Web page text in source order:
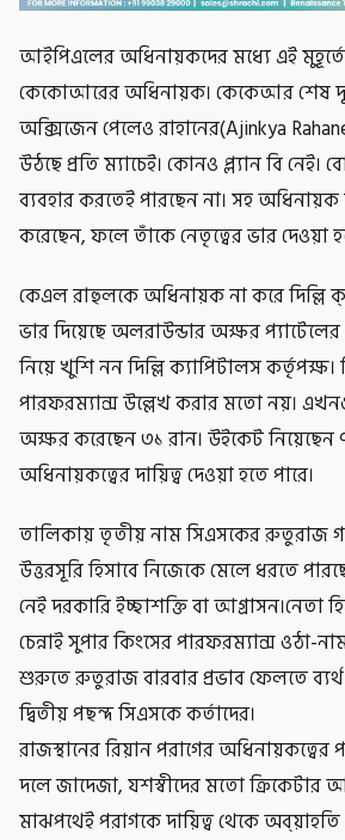
আইপিএলের অধিনায়কদের মধ্যে এই মুহূর্তে
কেকোআরের অধিনায়ক। কেকেআর শেষ
অক্সিজেন পেলেও রাহানের(Ajinkya
উঠছে প্রতি ম্যাচেই। কোনও প্ল্যান বি
ব্যবহার করতেই পারছেন না। সহ অধিনায়ক
করেছেন, ফলে তাঁকে নেতৃত্বের ভার দেওয়া
কেএল রাহুলকে অধিনায়ক না করে দিল্লি
ভার দিয়েছে অলরাউন্ডার অক্ষর প্যাটেলের
নিয়ে খুশি নন দিল্লি ক্যাপিটালস কর্তৃপক্ষ।
পারফরম্যান্স উল্লেখ করার মতো নয়।
অক্ষর করেছেন ৩১ রান। উইকেট নিয়েছেন
অধিনায়কত্বের দায়িত্ব দেওয়া হতে পারে।
তালিকায় তৃতীয় নাম সিএসকের রুতুরাজ
উত্তরসূরি হিসাবে নিজেকে মেলে ধরতে
নেই দরকারি ইচ্ছাশক্তি বা আগ্রাসন।নেতা
চেন্নাই সুপার কিংসের পারফরম্যান্স ওঠা-
শুরুতে রুতুরাজ বারবার প্রভাব ফেলতে ব্যর্থ
দ্বিতীয় পছন্দ সিএসকে কর্তাদের।
রাজস্থানের রিয়ান পরাগের অধিনায়কত্বের
দলে জাদেজা, যশস্বীদের মতো
মাঝপথেই পরাগকে দায়িত্ব থেকে